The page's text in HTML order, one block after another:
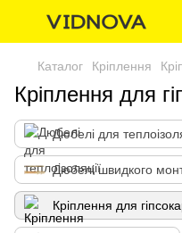
Каталог Кріплення
Кріплення для
Дюбелі для
Дюбелі швидкого
Кріплення для